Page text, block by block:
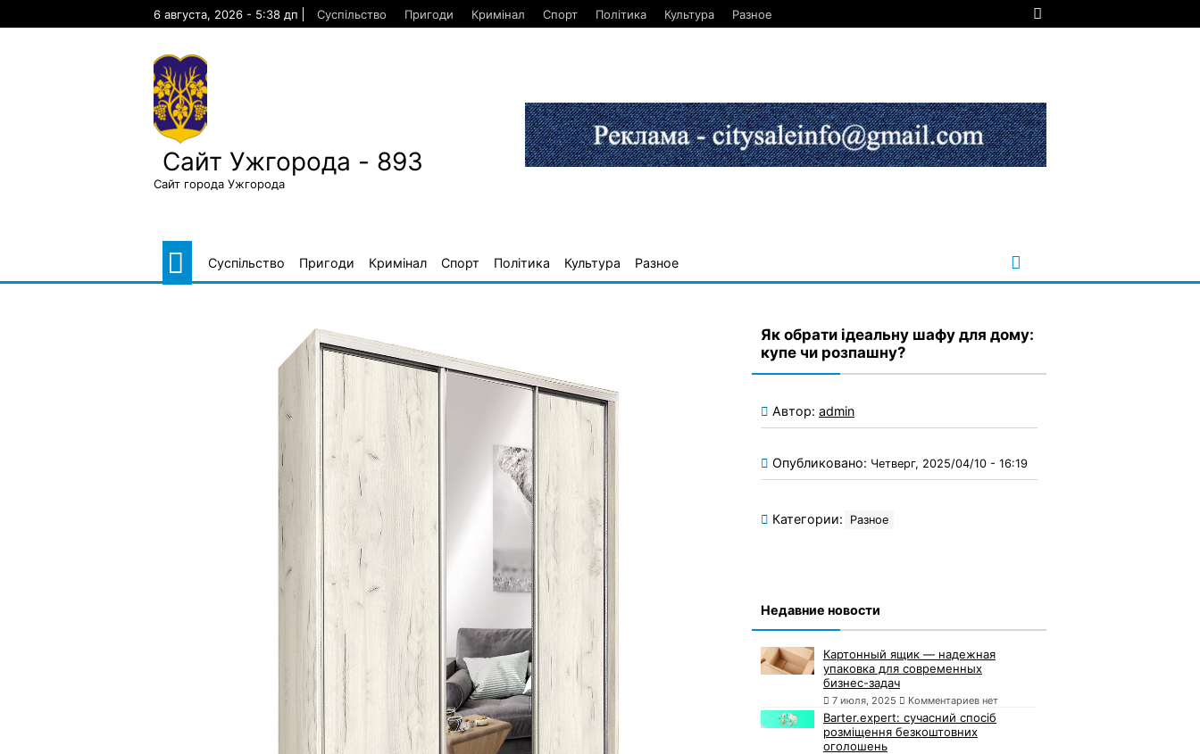
6 августа, 2026 - 5:38 дп Суспільство Пригоди Кримінал Спорт Політика Культура Разное
Сайт Ужгорода - 893
Сайт города Ужгорода
Суспільство Пригоди Кримінал Спорт Політика Культура Разное
Як обрати ідеальну шафу для дому:
купе чи розпашну?
Автор: admin
Опубликовано: Четверг, 2025/04/10 - 16:19
Категории: Разное
Недавние новости
Картонный ящик — надежная
упаковка для современных
бизнес-задач
7 июля, 2025 Комментариев нет
Barter.expert: сучасний спосіб
розміщення безкоштовних
оголошень